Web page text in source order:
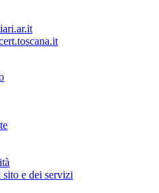
e dei servizi